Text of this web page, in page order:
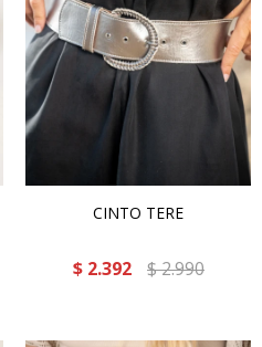
CINTO TERE
$ 2.392 $2.990